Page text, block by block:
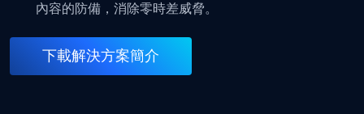
內容的防備，消除零時差威脅。
下載解決方案簡介